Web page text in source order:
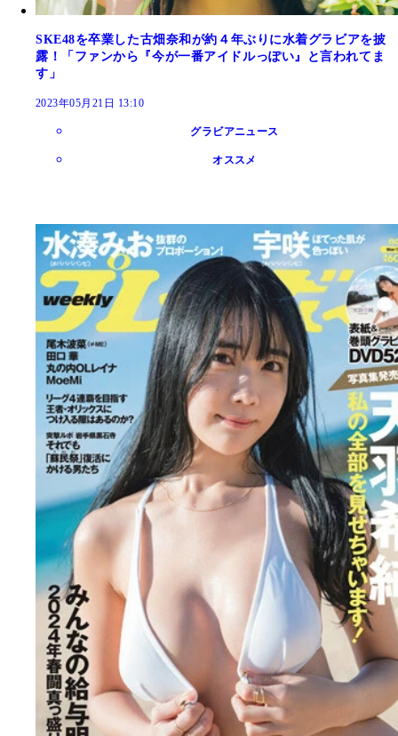
SKE48を卒業した古畑奈和が約４年ぶりに水着グラビアを披
露！「ファンから『今が一番アイドルっぽい』と言われてま
す」
2023年05月21日 13:10
グラビアニュース
オススメ